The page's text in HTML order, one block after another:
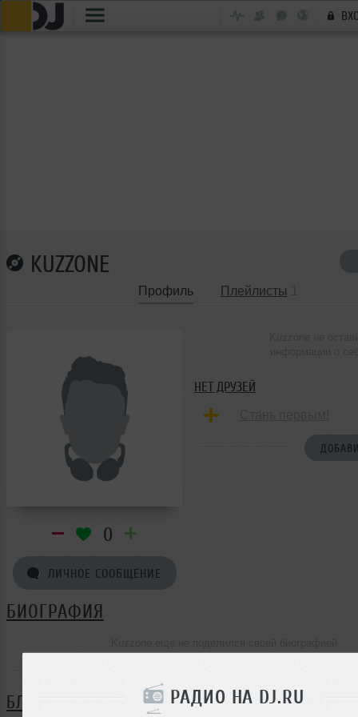
РАДИО НА DJ.RU
KUZZONE
Профиль Плейлисты
0
ЛИЧНОЕ СООБЩЕНИЕ
НЕТ ДРУЗЕЙ
БИОГРАФИЯ
БЛОГ